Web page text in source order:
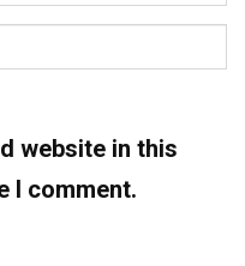
website in this
I comment.